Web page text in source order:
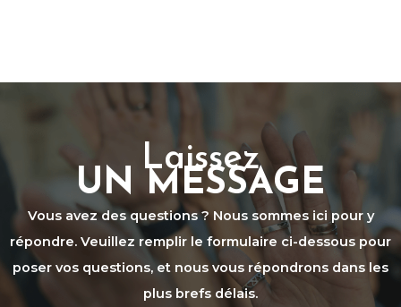
Laissez
UN MESSAGE
Vous avez des questions ? Nous sommes ici pour y
répondre. Veuillez remplir le formulaire ci-dessous pour
poser vos questions, et nous vous répondrons dans les
plus brefs délais.